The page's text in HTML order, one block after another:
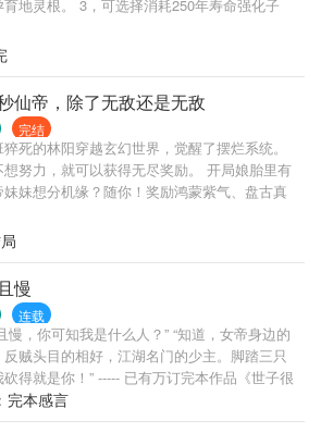
育地灵根。 3，可选择消耗250年寿命强化子
阴灵根。 5，可选择消耗5000年寿命强化子
育阳灵根。 6，可选择消耗25000年寿命强化子
育仙灵根。
仙帝，除了无敌还是无敌
完结
死的林阳穿越玄幻世界，觉醒了摆烂系统。
想努力，就可以获得无尽奖励。 开局娘胎里有
妹妹想分机缘？随你！奖励鸿蒙紫气、盘古真
得长生？阻止我摆烂是吧！？直接一巴掌把
！从此世间留下婴天帝的传说。 想让我努力修
直接一个九天逍遥步躲入红尘，从此逍遥快
泡妞，好不自在！ 高冷女帝撒娇：“哥哥~传
无敌的秘诀呗？” 林阳随意一笑：“秘诀？我
摆！” 注：暴爽、搞笑、轻松、无敌，你想要的
都有！ 节奏飞起，看到五十章没爽到你来打
慢
连载
慢，你可知我是什么人？” “知道，女帝身边的
反贼头目的相好，江湖名门的少主。脚踏三只
得就是你！” ----- 已有万订完本作品《世子很
子很凶》，质量人品皆可保证，有兴趣的读
先看老书。
完本感言